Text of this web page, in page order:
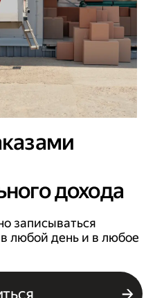
дохода
записываться
любой день и в любое